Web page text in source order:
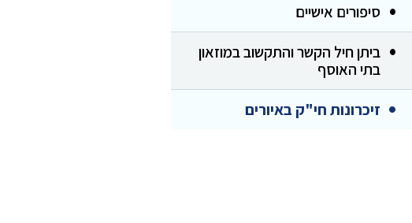
סיפורים אישיים
ביתן חיל הקשר והתקשוב במוזאון
בתי האוסף
זיכרונות חי"ק באיורים